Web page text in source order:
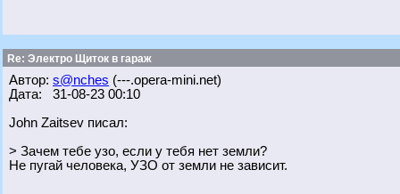
Re: Электро Щиток в гараж
Автор: s@nches (---.opera-mini.net)
Дата: 31-08-23 00:10
John Zaitsev писал:
> Зачем тебе узо, если у тебя нет земли?
Не пугай человека, УЗО от земли не зависит.